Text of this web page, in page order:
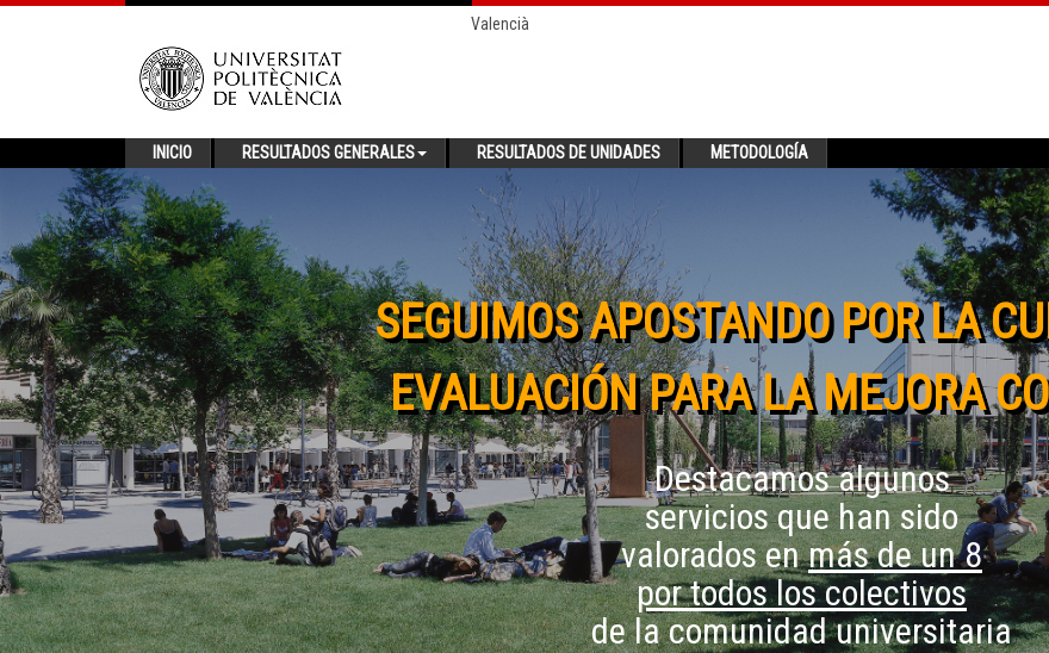
Valencià
INICIO RESULTADOS GENERALES RESULTADOS DE UNIDADES METODOLOGÍA
SEGUIMOS APOSTANDO POR LA
EVALUACIÓN PARA LA MEJORA
Destacamos algunos
servicios que han sido
valorados enmás de un 8
por todos los colectivos
de la comunidad universitaria